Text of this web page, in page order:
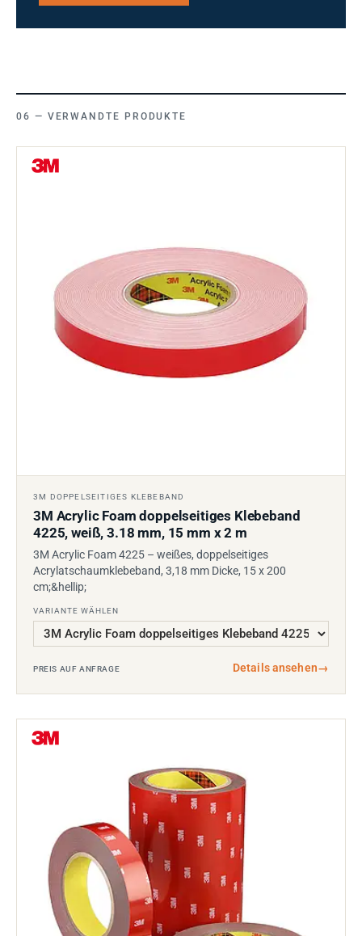
VERWANDTE PRODUKTE
3M DOPPELSEITIGES KLEBEBAND
3M Acrylic Foam doppelseitiges Klebeband
4225, weiß, 3.18 mm, 15 mm x 2 m
3M Acrylic Foam 4225 – weißes, doppelseitiges
Acrylatschaumklebeband, 3,18 mm Dicke, 15 x 200
cm;&hellip;
VARIANTE WÄHLEN
PREIS AUF ANFRAGE Details ansehen→